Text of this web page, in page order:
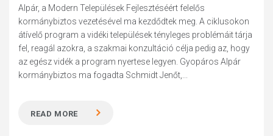
Alpár, a Modern Települések Fejlesztéséért felelős
kormánybiztos vezetésével ma kezdődtek meg. A ciklusokon
átívelő program a vidéki települések tényleges problémáit tárja
fel, reagál azokra, a szakmai konzultáció célja pedig az, hogy
az egész vidék a program nyertese legyen. Gyopáros Alpár
kormánybiztos ma fogadta Schmidt Jenőt,...
READ MORE